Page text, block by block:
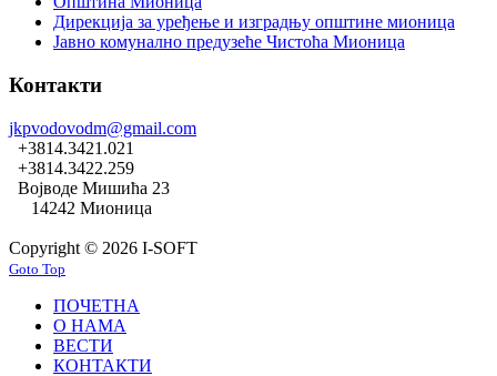
Дирекција за уређење и изградњу општине мионица
Јавно комунално предузеће Чистоћа Мионица
Контакти
jkpvodovodm@gmail.com
+3814.3421.021
+3814.3422.259
Војводе Мишића 23
14242 Мионица
Copyright © 2026 I-SOFT
Goto Top
ПОЧЕТНА
О НАМА
ВЕСТИ
КОНТАКТИ